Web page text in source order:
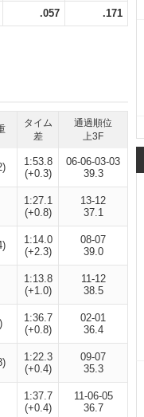
.057 .171
タイム
差
通過順位
上3F
1:53.8
(+0.3)
06-06-03-03
39.3
1:27.1
(+0.8)
13-12
37.1
1:14.0
(+2.3)
08-07
39.0
1:13.8
(+1.0)
11-12
38.5
1:36.7
(+0.8)
02-01
36.4
1:22.3
(+0.4)
09-07
35.3
1:37.7
(+0.4)
11-06-05
36.7